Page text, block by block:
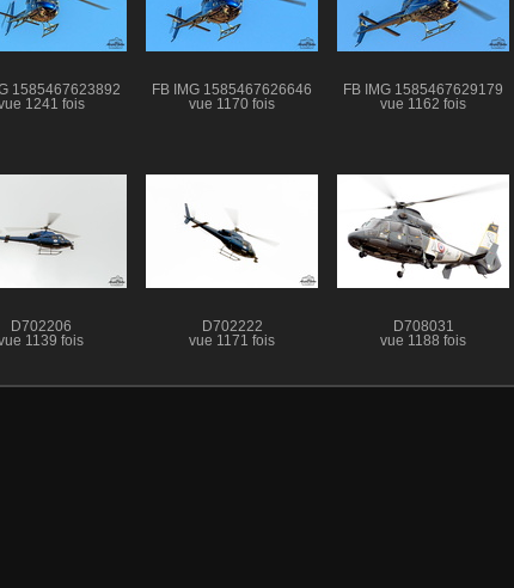
1585467623892
1241 fois
FB IMG 1585467626646
vue 1170 fois
FB IMG 1585467629179
vue 1162 fois
D702206
1139 fois
D702222
vue 1171 fois
D708031
vue 1188 fois